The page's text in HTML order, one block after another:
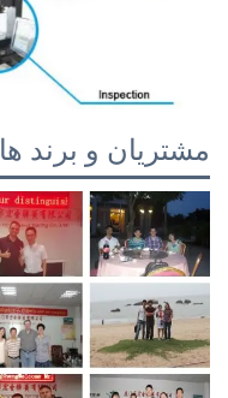
مشتریان و برند ها